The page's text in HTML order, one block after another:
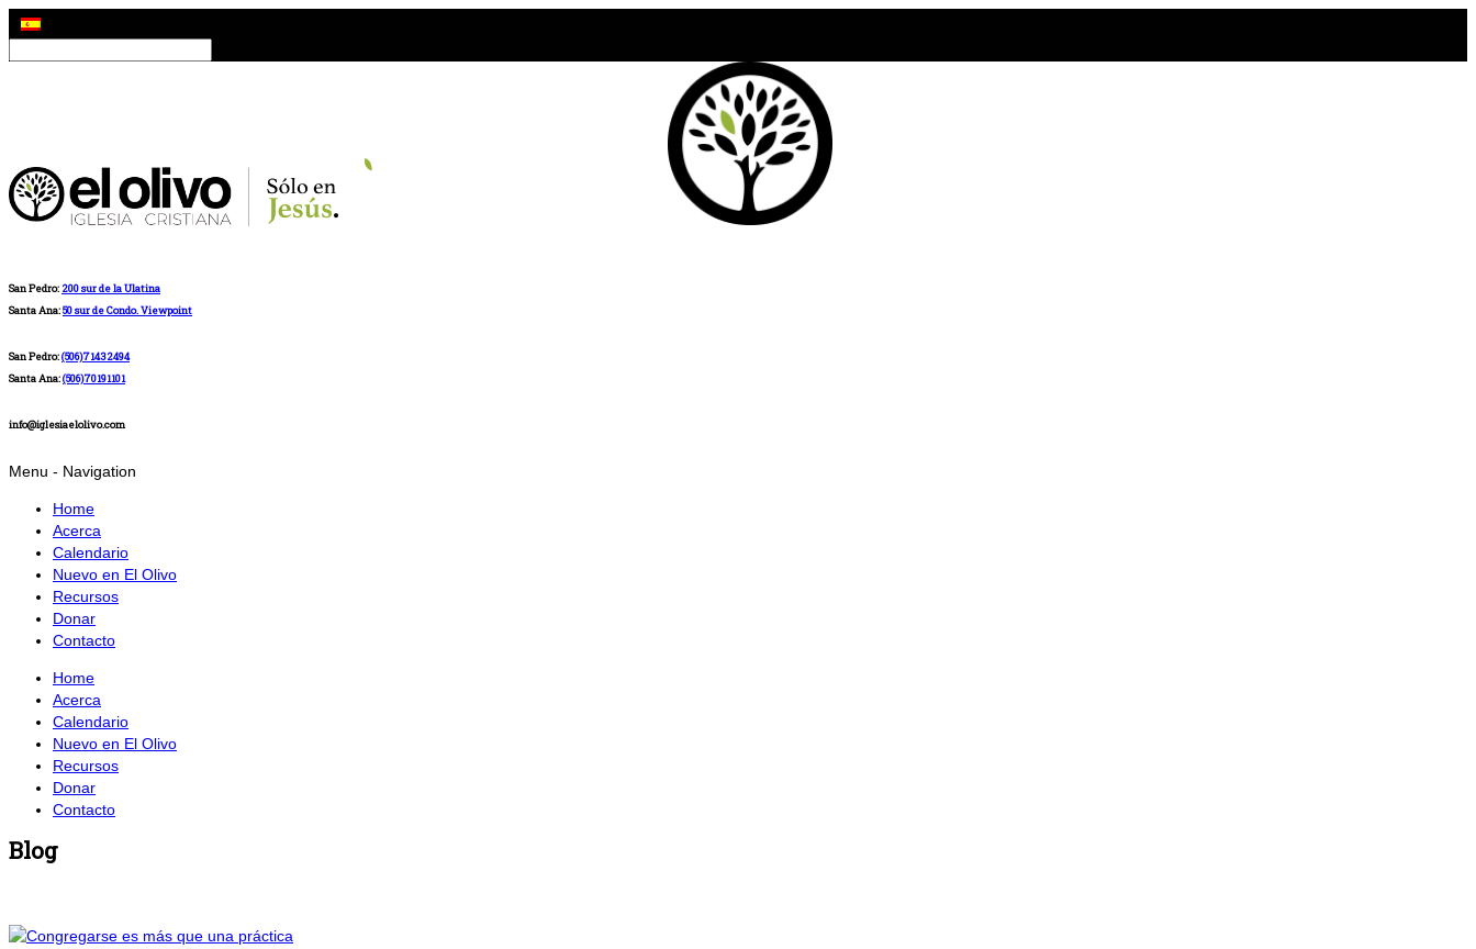
San Pedro: 200 sur de la Ulatina
Santa Ana:50 sur de Condo. Viewpoint
San Pedro:(506)71432494
Santa Ana:(506)70191101
info@iglesiaelolivo.com
Menu - Navigation
Home
Acerca
Calendario
Nuevo en El Olivo
Recursos
Donar
Contacto
Home
Acerca
Calendario
Nuevo en El Olivo
Recursos
Donar
Contacto
Blog